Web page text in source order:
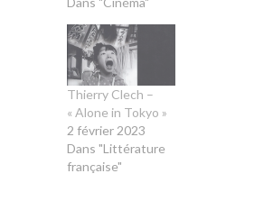
Thierry Clech –
« Alone in Tokyo »
2 février 2023
Dans "Littérature
française"